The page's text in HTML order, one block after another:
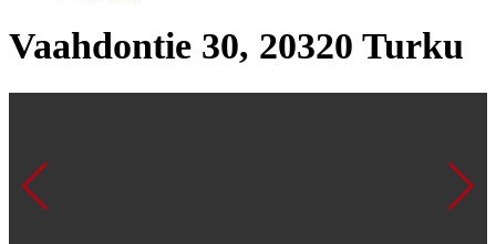
Vaahdontie 30, 20320 Turku